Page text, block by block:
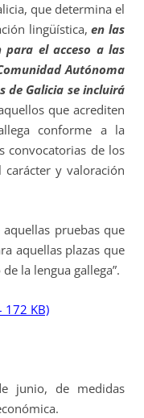
que determina el
lingüística,en las
para el acceso a las
Autónoma
de Galicia se incluirá
que acrediten
conforme a la
convocatorias de los
carácter y valoración
pruebas que
aquellas plazas que
la lengua gallega”.
172 KB)
junio, de medidas